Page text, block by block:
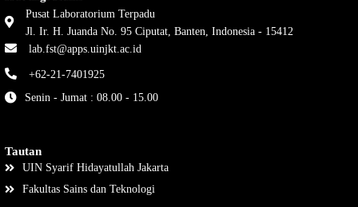
Pusat Laboratorium Terpadu
Jl. Ir. H. Juanda No. 95 Ciputat, Banten, Indonesia - 15412
lab.fst@apps.uinjkt.ac.id
+62-21-7401925
Senin - Jumat : 08.00 - 15.00
Tautan
UIN Syarif Hidayatullah Jakarta
Fakultas Sains dan Teknologi